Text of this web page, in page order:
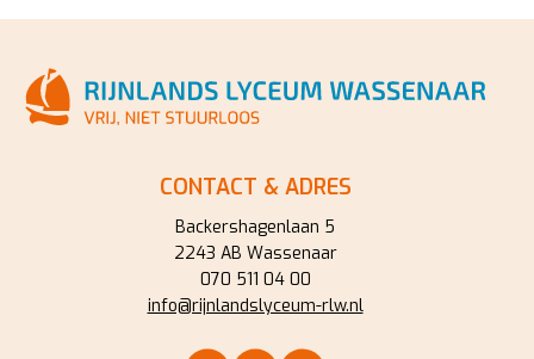
CONTACT & ADRES
Backershagenlaan 5
2243 AB Wassenaar
070 511 04 00
info@rijnlandslyceum-rlw.nl